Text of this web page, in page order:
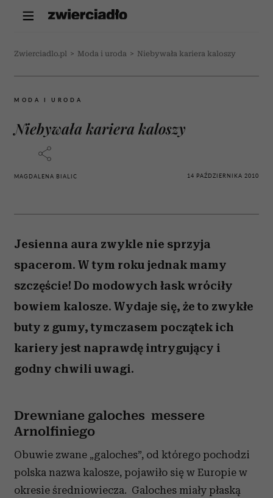
Zwierciadlo.pl > Moda i uroda > Niebywała kariera kaloszy
MODA I URODA
Niebywała kariera kaloszy
MAGDALENA BIALIC 14 PAŹDZIERNIKA 2010
Jesienna aura zwykle nie sprzyja
spacerom. W tym roku jednak mamy
szczęście! Do modowych łask wróciły
bowiem kalosze. Wydaje się, że to zwykłe
buty z gumy, tymczasem początek ich
kariery jest naprawdę intrygujący i
godny chwili uwagi.
Drewniane galoches messere
Arnolfiniego
Obuwie zwane „galoches”, od którego pochodzi
polska nazwa kalosze, pojawiło się w Europie w
okresie średniowiecza. Galoches miały płaską